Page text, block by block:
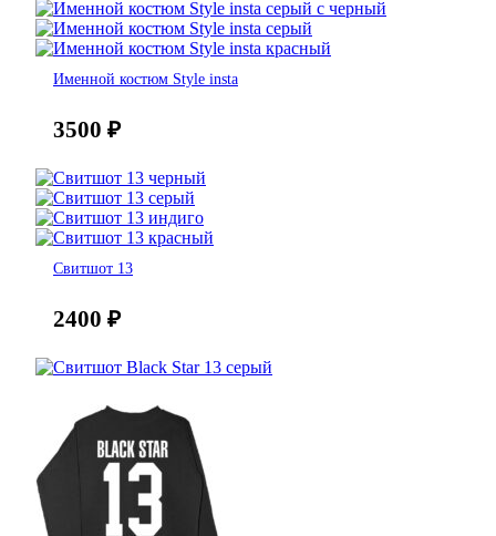
Именной костюм Style insta
3500 ₽
Свитшот 13
2400 ₽